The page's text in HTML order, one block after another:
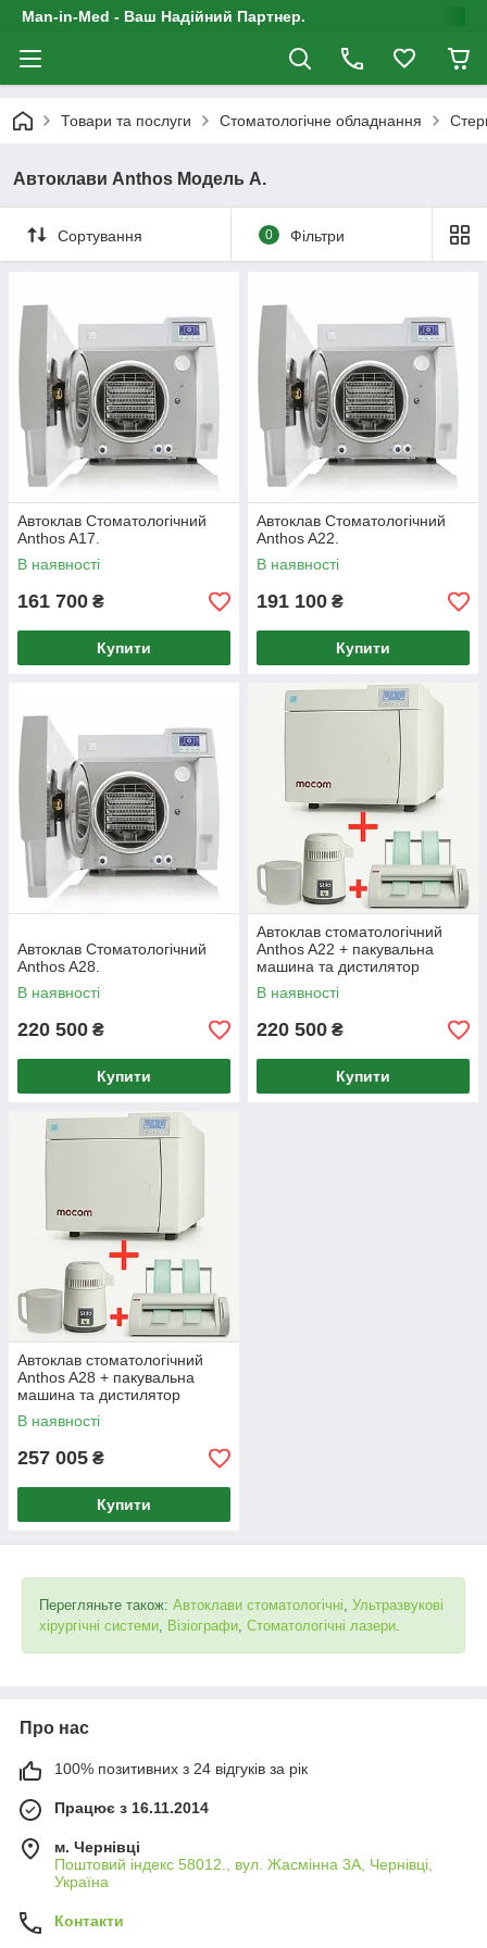
Man-in-Med - Ваш Надійний Партнер.
Товари та послуги Стоматологічне обладнання
Автоклави Anthos Модель А.
Сортування 0 Фільтри
Автоклав Стоматологічний
Anthos A17.
В наявності
161 700 ₴
Купити
Автоклав Стоматологічний
Anthos A22.
В наявності
191 100 ₴
Купити
Автоклав Стоматологічний
Anthos A28.
В наявності
220 500 ₴
Купити
Автоклав стоматологічний
Anthos A22 + пакувальна
машина та дистилятор
В наявності
220 500 ₴
Купити
Автоклав стоматологічний
Anthos A28 + пакувальна
машина та дистилятор
В наявності
257 005 ₴
Купити
Перегляньте також: Автоклави стоматологічні, Ультразвукові
хірургічні системи, Візіографи, Стоматологічні лазери.
Про нас
100% позитивних з 24 відгуків за рік
Працює з 16.11.2014
м. Чернівці
Поштовий індекс 58012., вул. Жасмінна 3А, Чернівці,
Україна
Контакти